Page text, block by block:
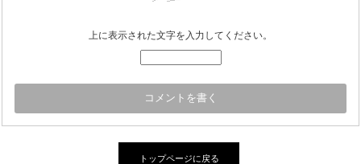
上に表示された文字を入力してください。
トップページに戻る